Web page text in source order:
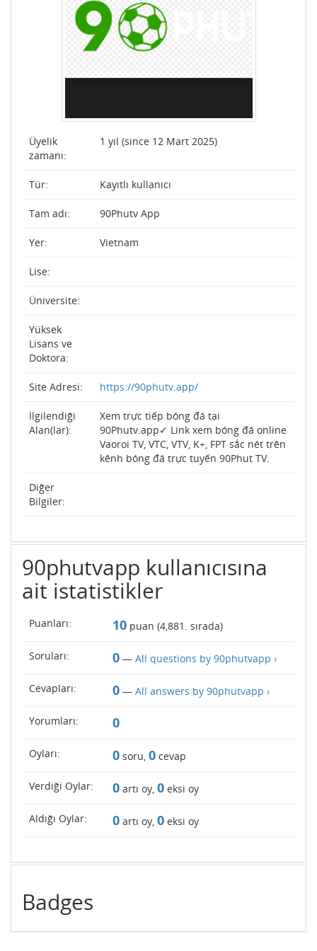
Üyelik
zamanı:
1 yıl (since 12 Mart 2025)
Tür: Kayıtlı kullanıcı
Tam adı: 90Phutv App
Yer: Vietnam
Lise:
Üniversite:
Yüksek
Lisans ve
Doktora:
Site Adresi: https://90phutv.app/
İlgilendiği
Alan(lar):
Xem trực tiếp bóng đá tại
90Phutv.app✓ Link xem bóng đá online
Vaoroi TV, VTC, VTV, K+, FPT sắc nét trên
kênh bóng đá trực tuyến 90Phut TV.
Diğer
Bilgiler:
90phutvapp kullanıcısına
ait istatistikler
Puanları: 10 puan (4,881 . sırada)
Soruları: 0 — All questions by 90phutvapp ›
Cevapları: 0 — All answers by 90phutvapp ›
Yorumları: 0
Oyları: 0 soru, 0 cevap
Verdiği Oylar: 0 artı oy, 0 eksi oy
Aldığı Oylar: 0 artı oy, 0 eksi oy
Badges